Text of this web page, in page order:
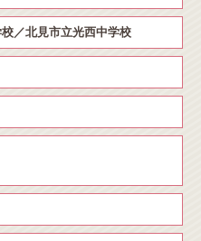
／北見市立光西中学校